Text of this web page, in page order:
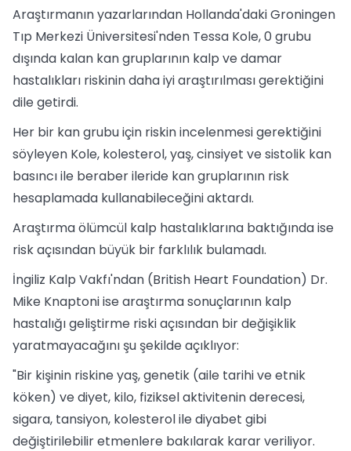
Araştırmanın yazarlarından Hollanda'daki Groningen
Tıp Merkezi Üniversitesi'nden Tessa Kole, 0 grubu
dışında kalan kan gruplarının kalp ve damar
hastalıkları riskinin daha iyi araştırılması gerektiğini
dile getirdi.
Her bir kan grubu için riskin incelenmesi gerektiğini
söyleyen Kole, kolesterol, yaş, cinsiyet ve sistolik kan
basıncı ile beraber ileride kan gruplarının risk
hesaplamada kullanabileceğini aktardı.
Araştırma ölümcül kalp hastalıklarına baktığında ise
risk açısından büyük bir farklılık bulamadı.
İngiliz Kalp Vakfı'ndan (British Heart Foundation) Dr.
Mike Knaptoni ise araştırma sonuçlarının kalp
hastalığı geliştirme riski açısından bir değişiklik
yaratmayacağını şu şekilde açıklıyor:
"Bir kişinin riskine yaş, genetik (aile tarihi ve etnik
köken) ve diyet, kilo, fiziksel aktivitenin derecesi,
sigara, tansiyon, kolesterol ile diyabet gibi
değiştirilebilir etmenlere bakılarak karar veriliyor.